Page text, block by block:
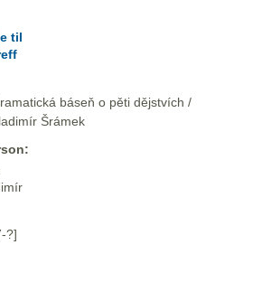
til
báseň o pěti dějstvích /
Šrámek
?]